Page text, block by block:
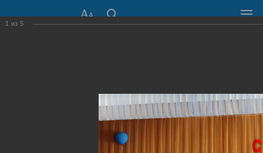
630099, г. Новосибирск, Красный проспект, 34
1 из 5